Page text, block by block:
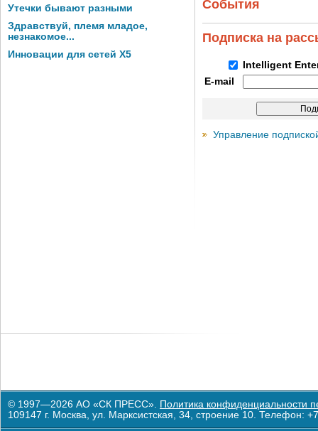
Утечки бывают разными
Здравствуй, племя младое,
незнакомое...
Инновации для сетей X5
События
Подписка на
Intelligent
E-mail
Управление
© 1997—2026 АО «СК ПРЕСС». Политика конфиденциальности
109147 г. Москва, ул. Марксистская, 34, строение 10. Телефон: